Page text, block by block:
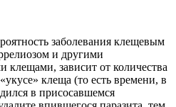
заболевания клещевым
и другими
зависит от количества
клеща (то есть времени, в
в присосавшемся